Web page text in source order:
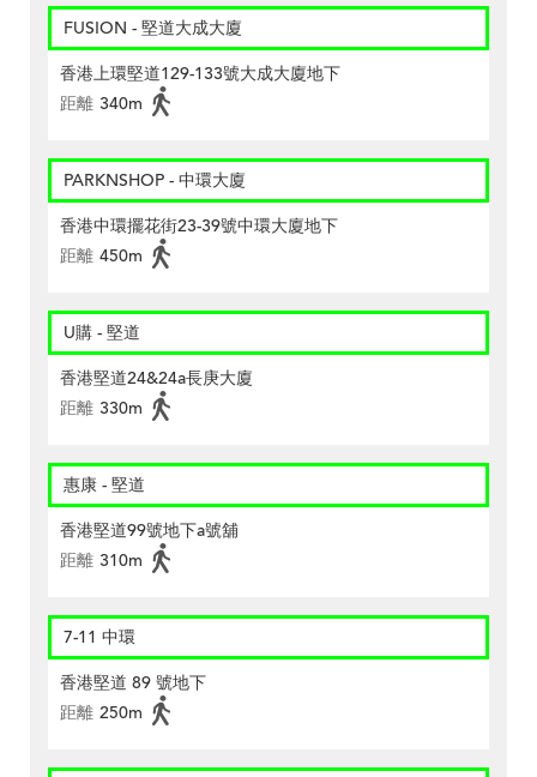
FUSION - 堅道大成大廈
香港上環堅道129-133號大成大廈地下
距離 340m
PARKNSHOP - 中環大廈
香港中環擺花街23-39號中環大廈地下
距離 450m
U購 - 堅道
香港堅道24&24a長庚大廈
距離 330m
惠康 - 堅道
香港堅道99號地下a號舖
距離 310m
7-11 中環
香港堅道 89 號地下
距離 250m